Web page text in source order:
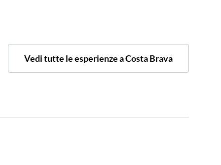
Vedi tutte le esperienze a Costa Brava